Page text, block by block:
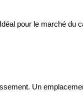
pour le marché du
Un